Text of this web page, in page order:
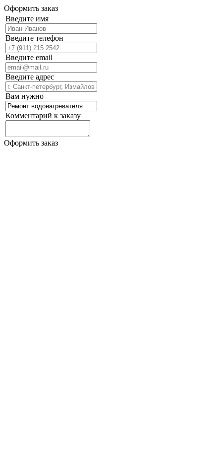
Оформить заказ
Введите имя
Введите телефон
Введите email
Введите адрес
Вам нужно
Комментарий к заказу
Оформить заказ